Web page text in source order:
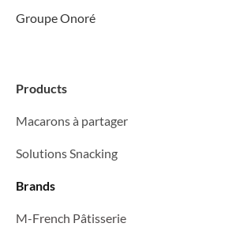
Groupe Onoré
Products
Macarons à partager
Solutions Snacking
Brands
M-French Pâtisserie